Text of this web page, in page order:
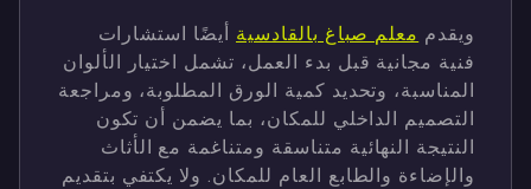
ويقدم معلم صباغ بالقادسية أيضًا استشارات
فنية مجانية قبل بدء العمل، تشمل اختيار الألوان
المناسبة، وتحديد كمية الورق المطلوبة، ومراجعة
التصميم الداخلي للمكان، بما يضمن أن تكون
النتيجة النهائية متناسقة ومتناغمة مع الأثاث
والإضاءة والطابع العام للمكان. ولا يكتفي بتقديم